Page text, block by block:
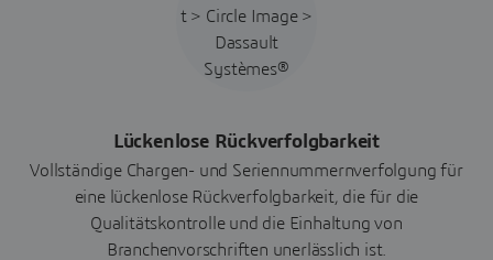
Lückenlose Rückverfolgbarkeit
Vollständige Chargen- und Seriennummernverfolgung für
eine lückenlose Rückverfolgbarkeit, die für die
Qualitätskontrolle und die Einhaltung von
Branchenvorschriften unerlässlich ist.